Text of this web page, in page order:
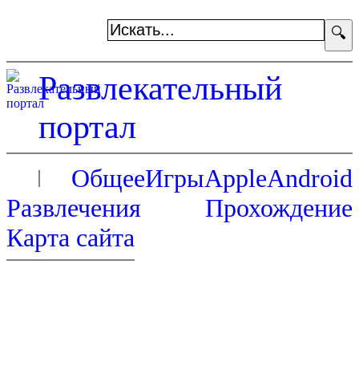
🔍
Развлекательный
портал
ОбщееИгрыAppleAndroid
Развлечения
Прохождение
Карта сайта